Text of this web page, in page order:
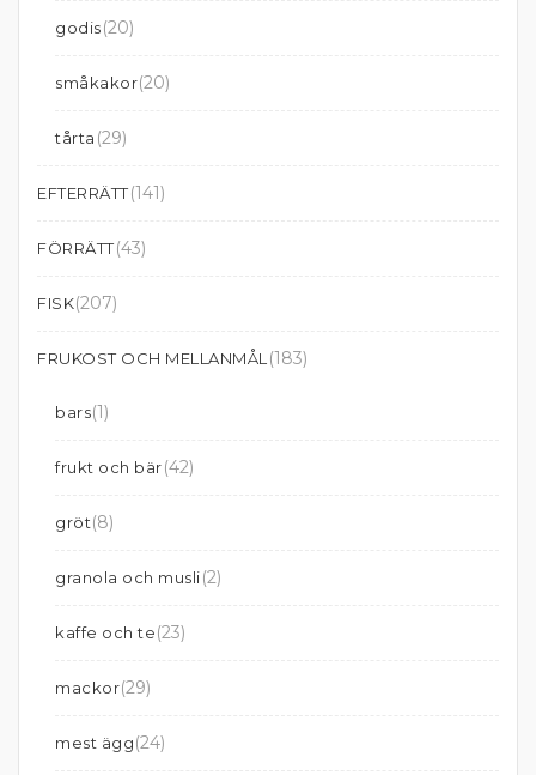
godis(20)
småkakor(20)
tårta (29)
EFTERRÄTT(141)
FÖRRÄTT(43)
FISK(207)
FRUKOST OCH MELLANMÅL (183)
bars(1)
frukt och bär(42)
gröt(8)
granola och musli(2)
kaffe och te(23)
mackor(29)
mest ägg(24)